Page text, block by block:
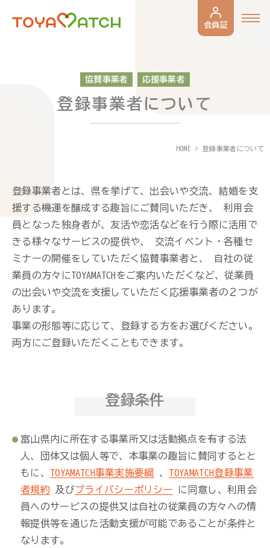
会員証
協賛事業者 応援事業者
登録事業者について
HOME 登録事業者について
登録事業者とは、県を挙げて、出会いや交流、結婚を支
援する機運を醸成する趣旨にご賛同いただき、
利用会
員となった独身者が、友活や恋活などを行う際に活用で
きる様々なサービスの提供や、
交流イベント・各種セ
ミナーの開催をしていただく協賛事業者と、
自社の従
業員の方々にTOYAMATCHをご案内いただくなど、従業員
の出会いや交流を支援していただく応援事業者の２つが
あります。
事業の形態等に応じて、登録する方をお選びください。
両方にご登録いただくこともできます。
登録条件
富山県内に所在する事業所又は活動拠点を有する法
人、団体又は個人等で、本事業の趣旨に賛同するとと
もに、 TOYAMATCH事業実施要綱 、 TOYAMATCH登録事業
者規約 及びプライバシーポリシー に同意し、利用会
員へのサービスの提供又は自社の従業員の方々への情
報提供等を通じた活動支援が可能であることが条件と
なります。